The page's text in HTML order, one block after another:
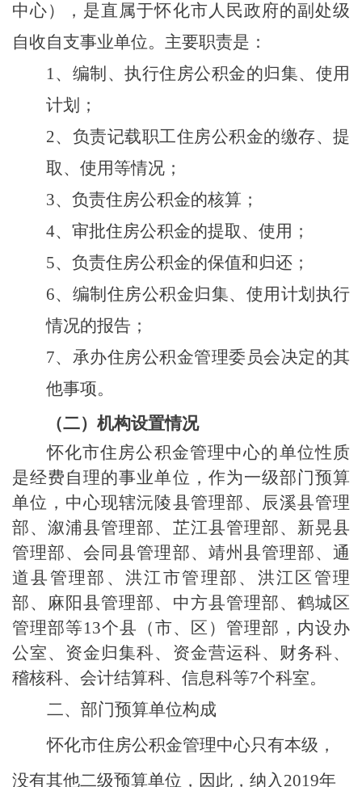
中心），是直属于怀化市人民政府的副处级
自收自支事业单位。 主要职责是：
1、 编制、执行住房公积金的归集、使用
计划；
2、 负责记载职工住房公积金的缴存、提
取、使用等情况；
3、 负责住房公积金的核算；
4、审批住房公积金的提取、使用；
5、负责住房公积金的保值和归还；
6、编制住房公积金归集、使用计划执行
情况的报告；
7、承办住房公积金管理委员会决定的其
他事项。
（二）机构设置情况
怀化市住房公积金管理中心的单位性质
是经费自理的事业单位，作为一级部门预算
单位， 中心现辖沅陵县管理部、辰溪县管理
部、溆浦县管理部、芷江县管理部、新晃县
管理部、会同县管理部、靖州县管理部、通
道县管理部、洪江市管理部、洪江区管理
部、麻阳县管理部、中方县管理部、鹤城区
管理部等13个县（市、区）管理部，内设办
公室、资金归集科、资金营运科、财务科、
稽核科、会计结算科、信息科等7个科室。
二、部门预算单位构成
怀化市住房公积金管理中心只有本级，
没有其他二级预算单位，因此，纳入2019年